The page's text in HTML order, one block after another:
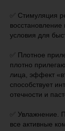
✅ Стимуляция
условия для
✅ Плотное
плотно
лица, эффект
способствует
отечности и
✅ Увлажнение.
все активные